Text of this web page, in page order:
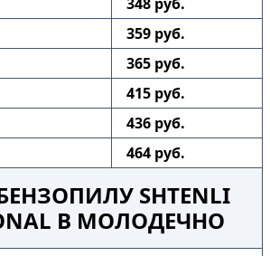
359 руб.
365 руб.
415 руб.
436 руб.
464 руб.
SHTENLI
В МОЛОДЕЧНО